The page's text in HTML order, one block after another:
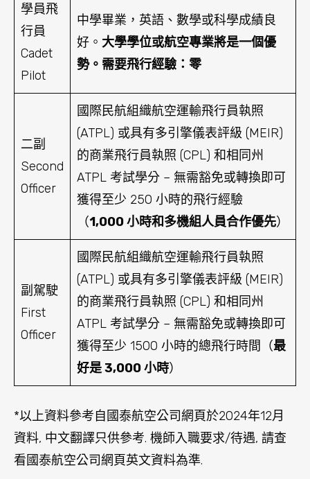
學員飛
行員
Cadet
Pilot
中學畢業，英語、數學或科學成績良
好。 大學學位或航空專業將是一個優
勢。 需要飛行經驗：零
二副
Second
Officer
國際民航組織航空運輸飛行員執照
(ATPL) 或具有多引擎儀表評級 (MEIR)
的商業飛行員執照 (CPL) 和相同州
ATPL 考試學分 – 無需豁免或轉換即可
獲得至少 250 小時的飛行經驗
（1,000小時和多機組人員合作優先）
副駕駛
First
Officer
國際民航組織航空運輸飛行員執照
(ATPL) 或具有多引擎儀表評級 (MEIR)
的商業飛行員執照 (CPL) 和相同州
ATPL 考試學分 – 無需豁免或轉換即可
獲得至少 1500 小時的總飛行時間（最
好是3,000小時）
*以上資料參考自國泰航空公司網頁於2024年12月
資料, 中文翻譯只供參考. 機師入職要求/待遇, 請查
看國泰航空公司網頁英文資料為準.